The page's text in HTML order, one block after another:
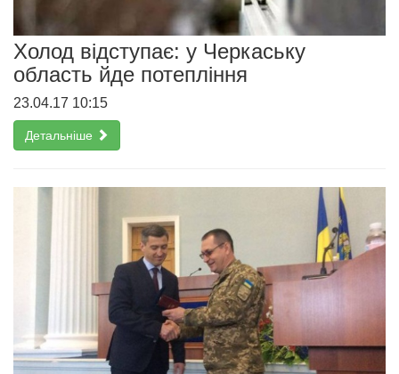
Холод відступає: у Черкаську
область йде потепління
23.04.17 10:15
Детальніше